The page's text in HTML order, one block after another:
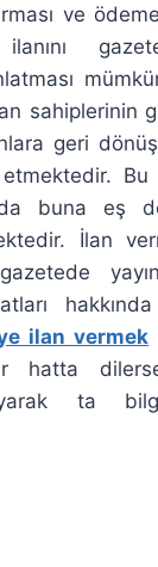
ve
sahiplerinin
geri
Bu
da buna eş
İlan
ilan vermek
hatta
ta